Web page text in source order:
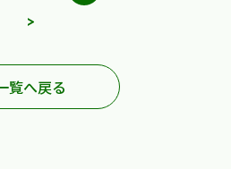
>
覧へ戻る